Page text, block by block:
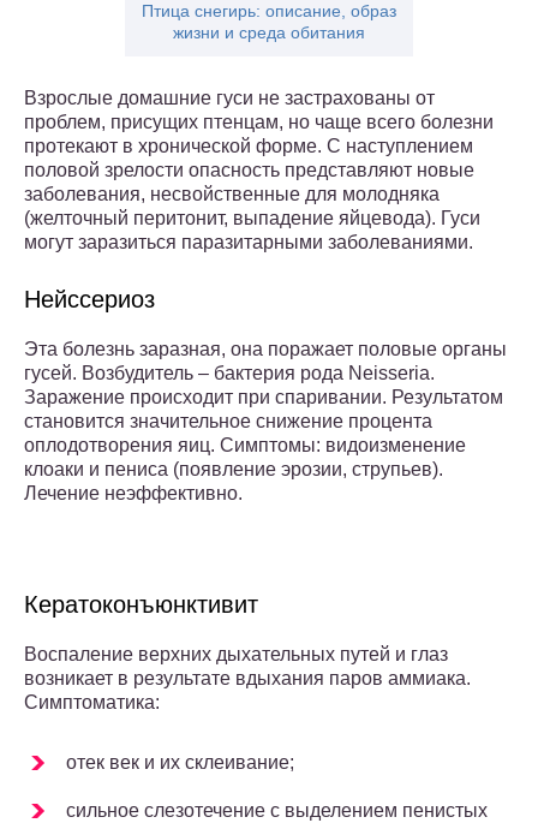
Птица снегирь: описание, образ
жизни и среда обитания
Взрослые домашние гуси не застрахованы от
проблем, присущих птенцам, но чаще всего болезни
протекают в хронической форме. С наступлением
половой зрелости опасность представляют новые
заболевания, несвойственные для молодняка
(желточный перитонит, выпадение яйцевода). Гуси
могут заразиться паразитарными заболеваниями.
Нейссериоз
Эта болезнь заразная, она поражает половые органы
гусей. Возбудитель – бактерия рода Neisseria.
Заражение происходит при спаривании. Результатом
становится значительное снижение процента
оплодотворения яиц. Симптомы: видоизменение
клоаки и пениса (появление эрозии, струпьев).
Лечение неэффективно.
Кератоконъюнктивит
Воспаление верхних дыхательных путей и глаз
возникает в результате вдыхания паров аммиака.
Симптоматика:
отек век и их склеивание;
сильное слезотечение с выделением пенистых